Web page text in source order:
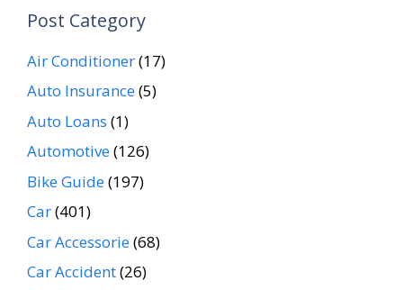
Post Category
Air Conditioner(17)
Auto Insurance(5)
Auto Loans (1)
Automotive(126)
Bike Guide(197)
Car(401)
Car Accessorie(68)
Car Accident(26)